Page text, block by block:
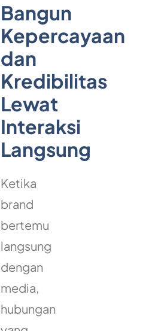
Bangun
Kepercayaan
dan
Kredibilitas
Lewat
Interaksi
Langsung
Ketika
brand
bertemu
langsung
dengan
media,
hubungan